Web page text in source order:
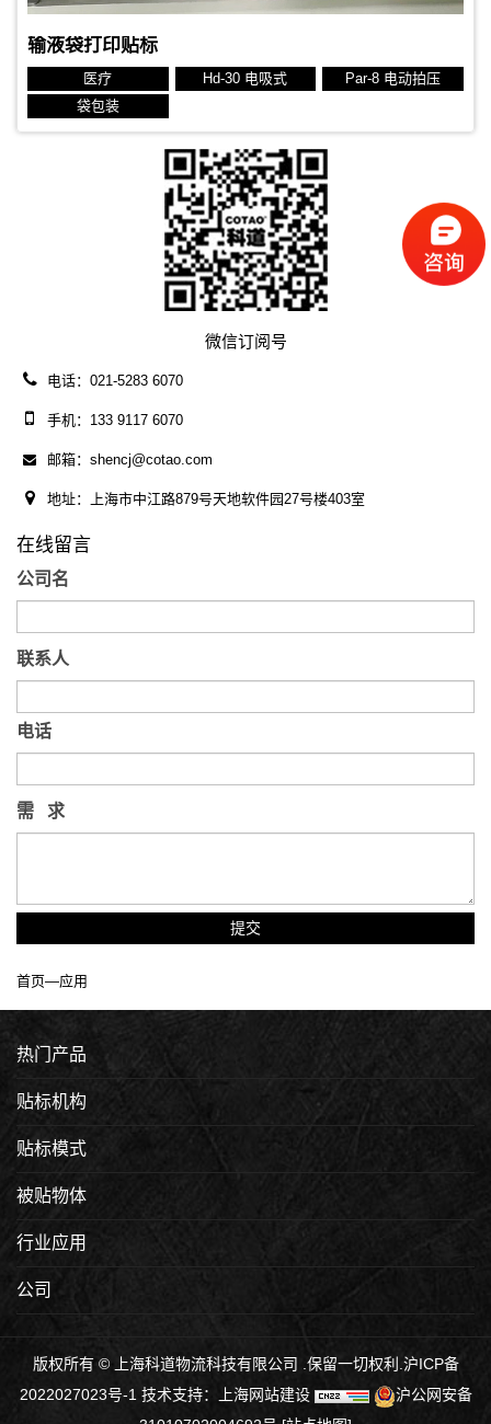
输液袋打印贴标
医疗 Hd-30 电吸式
Par-8 电动拍压
袋包装
微信订阅号
电话：021-5283 6070
手机：133 9117 6070
邮箱：shencj@cotao.com
地址：上海市中江路879号天地软件园27号楼403室
在线留言
公司名
联系人
电话
需 求
提交
首页—应用
热门产品
贴标机构
贴标模式
被贴物体
行业应用
公司
版权所有 © 上海科道物流科技有限公司 .保留一切权利.沪ICP备
2022027023号-1 技术支持： 上海网站建设
沪公网安备